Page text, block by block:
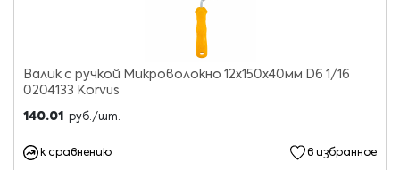
Валик с ручкой Микроволокно 12х150х40мм D6 1/16
0204133 Korvus
140.01 руб./шт.
к сравнению в избранное